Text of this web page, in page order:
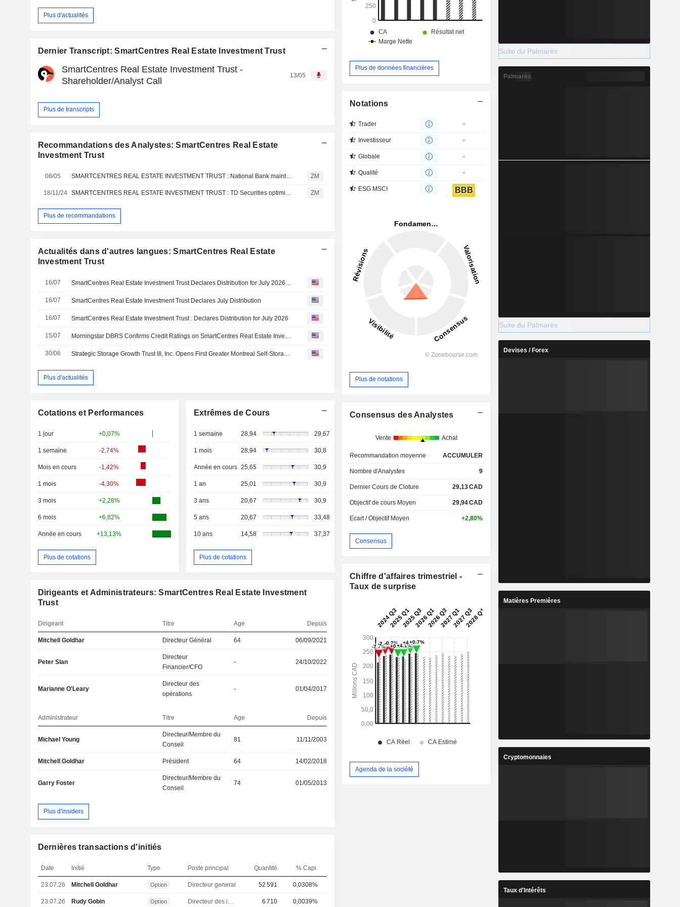
Plus d'actualités
Dernier Transcript: SmartCentres Real Estate Investment Trust
SmartCentres Real Estate Investment Trust -
Shareholder/Analyst Call
13/05
Plus de transcripts
Recommandations des Analystes: SmartCentres Real Estate
Investment Trust
08/05 ZM
18/11/24 ZM
Plus de recommandations
Actualités dans d'autres langues: SmartCentres Real Estate
Investment Trust
16/07 SmartCentres Real Estate Investment Trust Declares Distribution for July 2026, Payable on August 17, 2026
16/07 SmartCentres Real Estate Investment Trust Declares July Distribution
16/07 SmartCentres Real Estate Investment Trust : Declares Distribution for July 2026
15/07 Morningstar DBRS Confirms Credit Ratings on SmartCentres Real Estate Investment Trust at BBB With Stable Trends
30/06 Strategic Storage Growth Trust III, Inc. Opens First Greater Montreal Self-Storage Facility, with Class A Laval Property
Plus d'actualités
Cotations et Performances
1 jour +0,07%
1 semaine -2,74%
Mois en cours -1,42%
1 mois -4,30%
3 mois +2,28%
6 mois +6,82%
Année en cours +13,13%
Plus de cotations
Extrêmes de Cours
1 semaine 28,94 29,67
1 mois 28,94 30,8
Année en cours 25,65 30,9
1 an 25,01 30,9
3 ans 20,67 30,9
5 ans 20,67 33,48
10 ans 14,58 37,37
Plus de cotations
Dirigeants et Administrateurs: SmartCentres Real Estate Investment
Trust
Dirigeant Titre Age Depuis
Mitchell Goldhar Directeur Général 64 06/09/2021
Peter Slan
Directeur
Financier/CFO
- 24/10/2022
Marianne O'Leary
Directeur des
opérations
- 01/04/2017
Administrateur Titre Age Depuis
Michael Young
Directeur/Membre du
Conseil
81 11/11/2003
Mitchell Goldhar Président 64 14/02/2018
Garry Foster
Directeur/Membre du
Conseil
74 01/05/2013
Plus d'insiders
Dernières transactions d'initiés
Date Initié Type Poste principal Quantité % Capi.
23.07.26 Mitchell Goldhar Option Directeur general 52 591 0,0308%
23.07.26 Rudy Gobin Option 6 710 0,0039%
Plus de données financières
Notations
Trader -
Investisseur -
Globale -
Qualité -
ESG MSCI BBB
Plus de notations
Consensus des Analystes
Vente Achat
Recommandation moyenne ACCUMULER
Nombre d'Analystes 9
Dernier Cours de Cloture 29,13CAD
Objectif de cours Moyen 29,94CAD
Ecart / Objectif Moyen +2,80%
Consensus
Chiffre d'affaires trimestriel -
Taux de surprise
Agenda de la société
Suite du Palmarès
Palmarès
Suite du Palmarès
Devises / Forex
Matières Premières
Cryptomonnaies
Taux d'Intérêts